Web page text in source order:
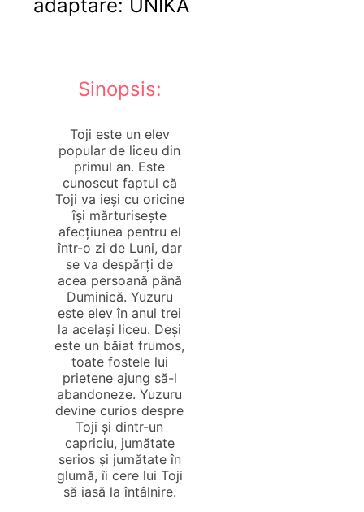
adaptare: UNIKA
Sinopsis:
Toji este un elev
popular de liceu din
primul an. Este
cunoscut faptul că
Toji va ieși cu oricine
își mărturisește
afecțiunea pentru el
într-o zi de Luni, dar
se va despărți de
acea persoană până
Duminică. Yuzuru
este elev în anul trei
la același liceu. Deși
este un băiat frumos,
toate fostele lui
prietene ajung să-l
abandoneze. Yuzuru
devine curios despre
Toji și dintr-un
capriciu, jumătate
serios și jumătate în
glumă, îi cere lui Toji
să iasă la întâlnire.